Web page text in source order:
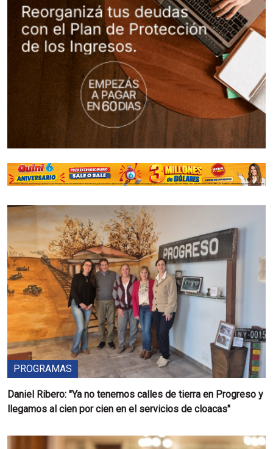
PROGRAMAS
Daniel Ribero: "Ya no tenemos calles de tierra en Progreso y
llegamos al cien por cien en el servicios de cloacas"